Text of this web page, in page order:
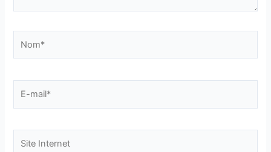
mail*
Internet